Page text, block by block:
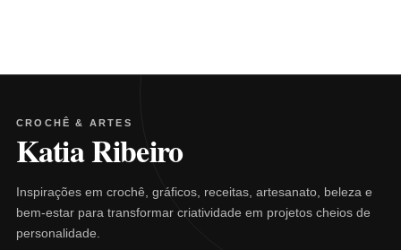
CROCHÊ & ARTES
Katia Ribeiro
Inspirações em crochê, gráficos, receitas, artesanato, beleza e
bem-estar para transformar criatividade em projetos cheios de
personalidade.